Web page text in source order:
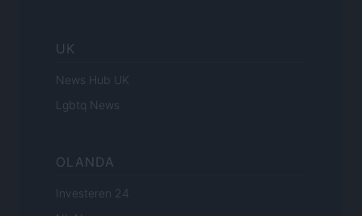
UK
News Hub UK
Lgbtq News
OLANDA
Investeren 24